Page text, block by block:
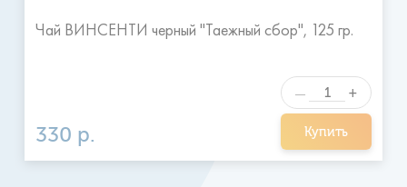
Чай ВИНСЕНТИ черный "Таежный сбор", 125 гр.
330 р. Купить
— +